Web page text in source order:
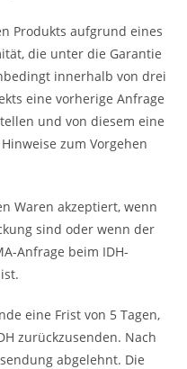
Produkts aufgrund eines
die unter die Garantie
innerhalb von drei
eine vorherige Anfrage
und von diesem eine
zum Vorgehen
Waren akzeptiert, wenn
sind oder wenn der
Anfrage beim IDH-
eine Frist von 5 Tagen,
zurückzusenden. Nach
abgelehnt. Die